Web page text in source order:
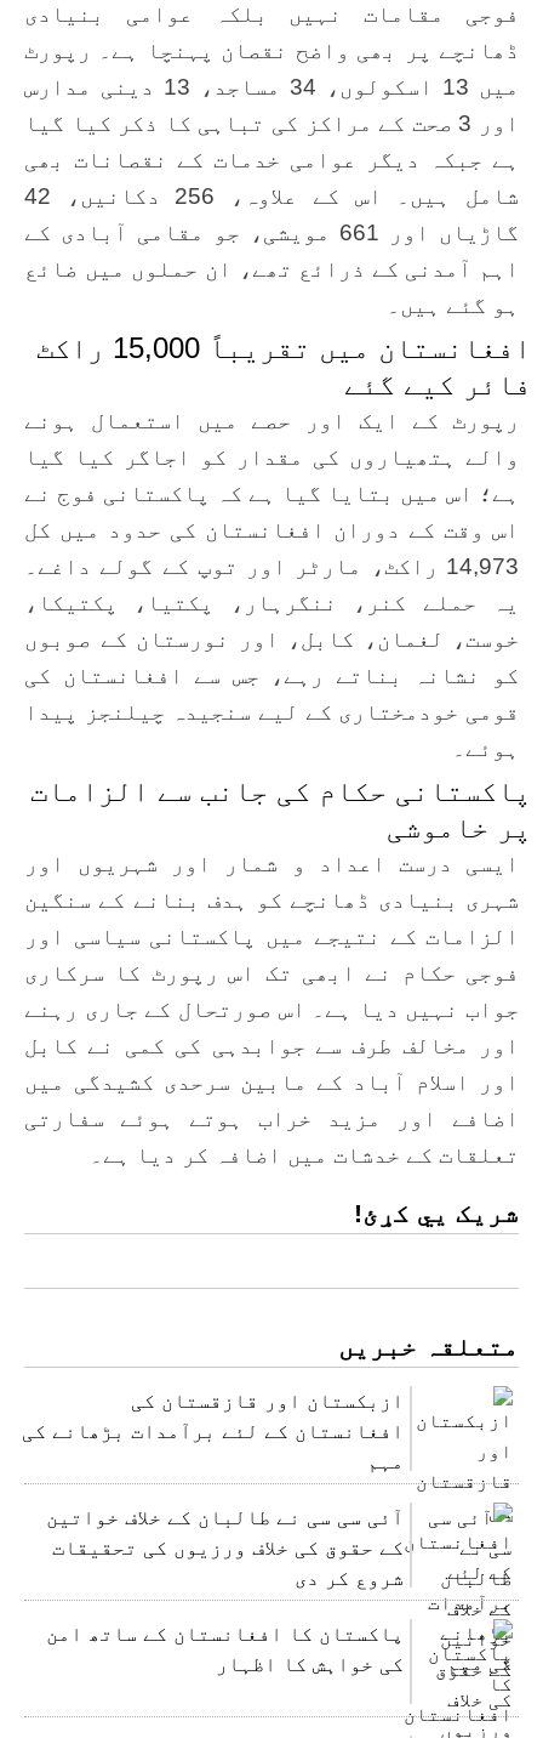
فوجی مقامات نہیں بلکہ عوامی بنیادی
ڈھانچے پر بھی واضح نقصان پہنچا ہے۔ رپورٹ
میں 13 اسکولوں، 34 مساجد، 13 دینی مدارس
اور 3 صحت کے مراکز کی تباہی کا ذکر کیا گیا
ہے جبکہ دیگر عوامی خدمات کے نقصانات بھی
شامل ہیں۔ اس کے علاوہ، 256 دکانیں، 42
گاڑیاں اور 661 مویشی، جو مقامی آبادی کے
اہم آمدنی کے ذرائع تھے، ان حملوں میں ضائع
ہو گئے ہیں۔
افغانستان میں تقریباً 15,000 راکٹ
فائر کیے گئے
رپورٹ کے ایک اور حصے میں استعمال ہونے
والے ہتھیاروں کی مقدار کو اجاگر کیا گیا
ہے؛ اس میں بتایا گیا ہے کہ پاکستانی فوج نے
اس وقت کے دوران افغانستان کی حدود میں کل
14,973 راکٹ، مارٹر اور توپ کے گولے داغے۔
یہ حملے کنر، ننگرہار، پکتيا، پکتیکا،
خوست، لغمان، کابل، اور نورستان کے صوبوں
کو نشانہ بناتے رہے، جس سے افغانستان کی
قومی خودمختاری کے لیے سنجیدہ چیلنجز پیدا
ہوئے۔
پاکستانی حکام کی جانب سے الزامات
پر خاموشی
ایسی درست اعداد و شمار اور شہریوں اور
شہری بنیادی ڈھانچے کو ہدف بنانے کے سنگین
الزامات کے نتیجے میں پاکستانی سیاسی اور
فوجی حکام نے ابھی تک اس رپورٹ کا سرکاری
جواب نہیں دیا ہے۔ اس صورتحال کے جاری رہنے
اور مخالف طرف سے جوابدہی کی کمی نے کابل
اور اسلام آباد کے مابین سرحدی کشیدگی میں
اضافے اور مزید خراب ہوتے ہوئے سفارتی
تعلقات کے خدشات میں اضافہ کر دیا ہے۔
شریک یي کړئ!
متعلقہ خبریں
ازبکستان اور قازقستان کی
افغانستان کے لئے برآمدات بڑھانے کی
مہم
آئی سی سی نے طالبان کے خلاف خواتین
کے حقوق کی خلاف ورزیوں کی تحقیقات
شروع کر دی
پاکستان کا افغانستان کے ساتھ امن
کی خواہش کا اظہار